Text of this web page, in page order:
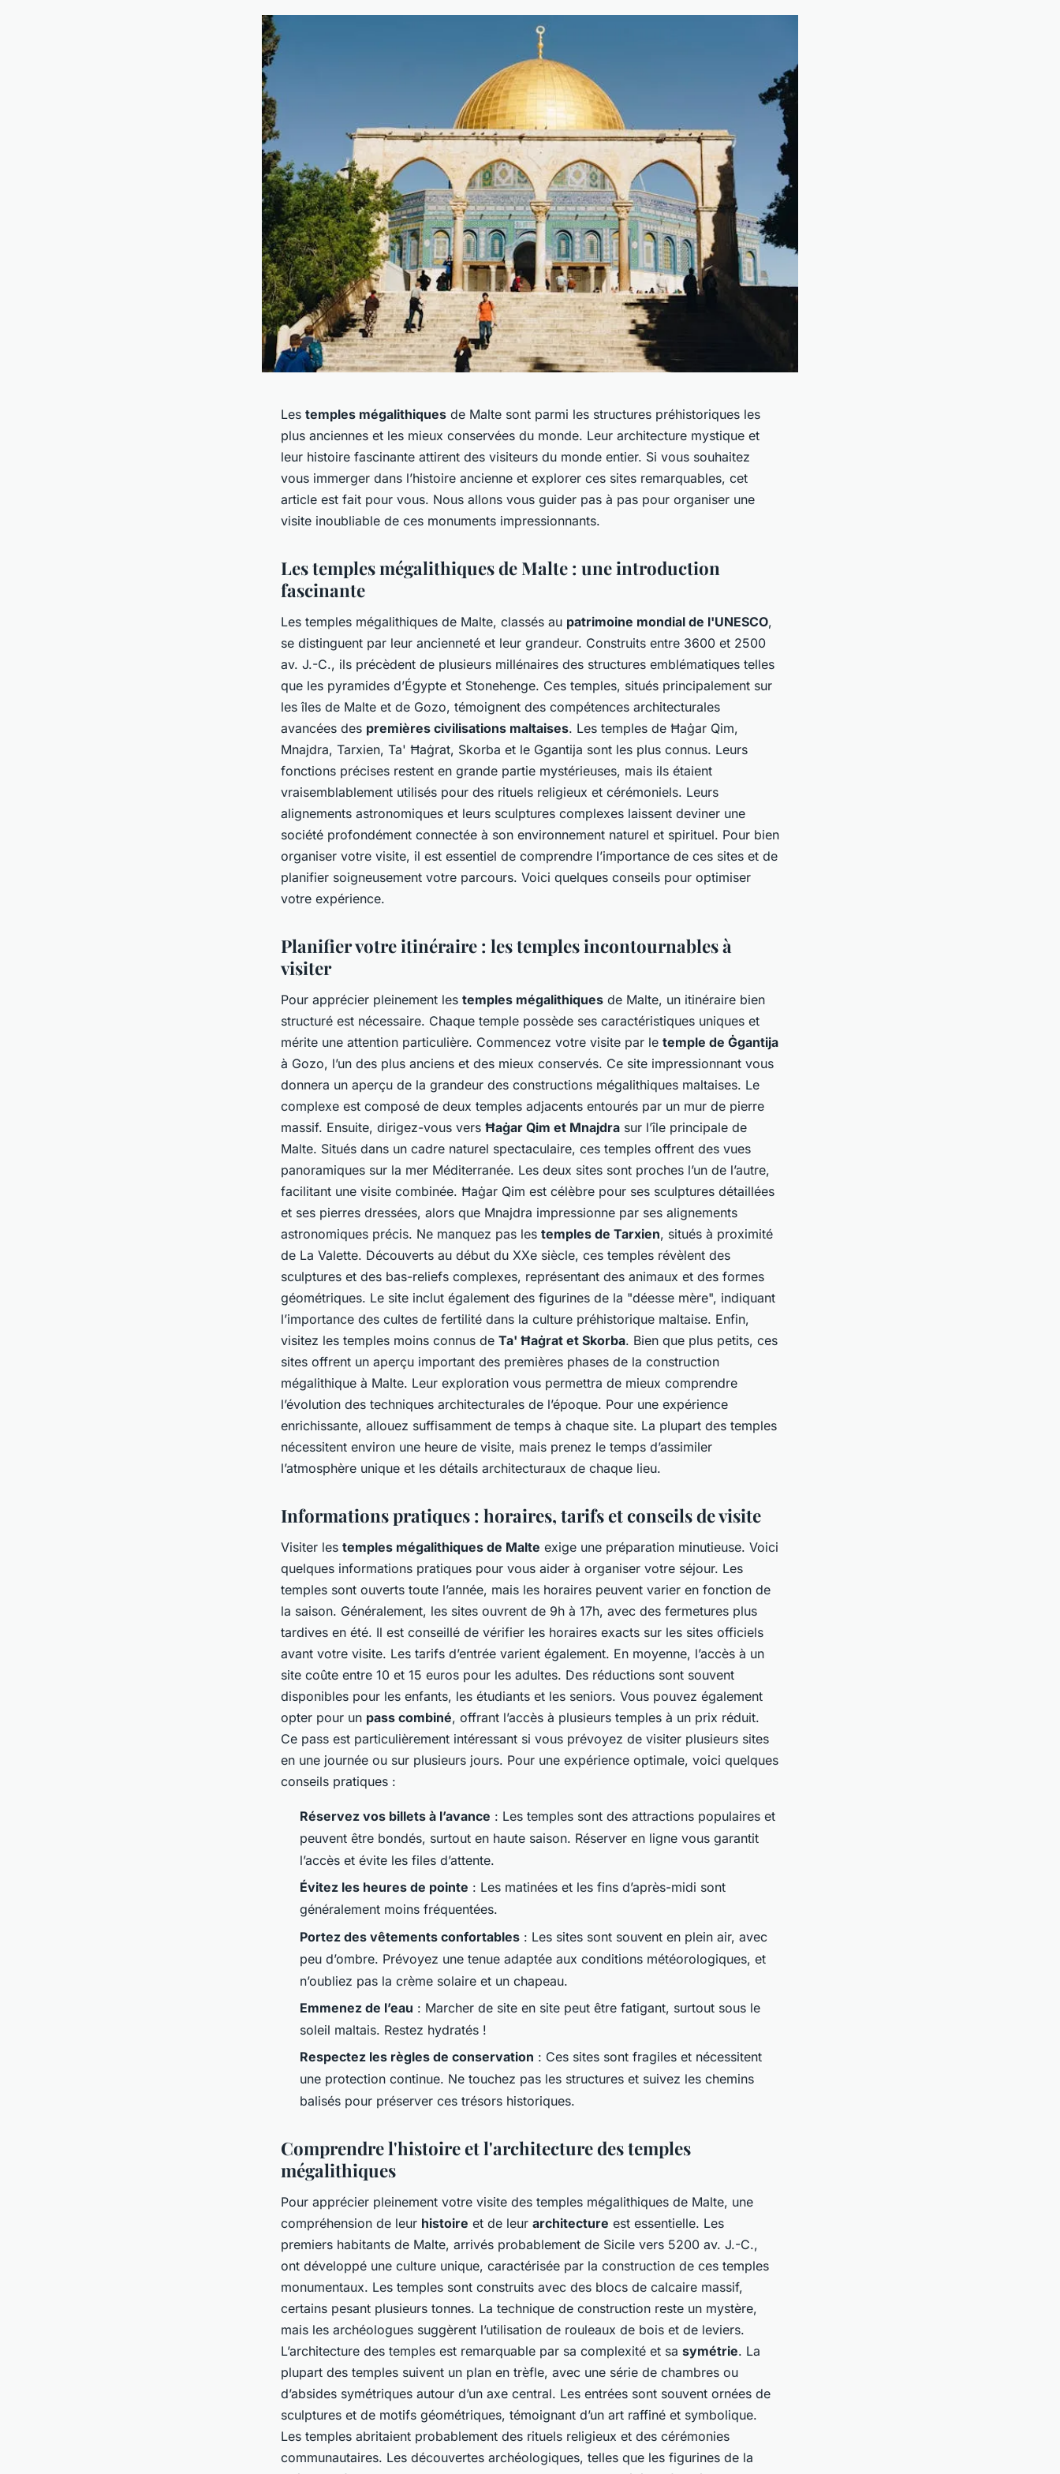
Les temples mégalithiques de Malte sont parmi les structures préhistoriques les
plus anciennes et les mieux conservées du monde. Leur architecture mystique et
leur histoire fascinante attirent des visiteurs du monde entier. Si vous souhaitez
vous immerger dans l’histoire ancienne et explorer ces sites remarquables, cet
article est fait pour vous. Nous allons vous guider pas à pas pour organiser une
visite inoubliable de ces monuments impressionnants.
Les temples mégalithiques de Malte : une introduction
fascinante
Les temples mégalithiques de Malte, classés au patrimoine mondial de l'UNESCO,
se distinguent par leur ancienneté et leur grandeur. Construits entre 3600 et 2500
av. J.-C., ils précèdent de plusieurs millénaires des structures emblématiques telles
que les pyramides d’Égypte et Stonehenge. Ces temples, situés principalement sur
les îles de Malte et de Gozo, témoignent des compétences architecturales
avancées des premières civilisations maltaises. Les temples de Ħaġar Qim,
Mnajdra, Tarxien, Ta' Ħaġrat, Skorba et le Ggantija sont les plus connus. Leurs
fonctions précises restent en grande partie mystérieuses, mais ils étaient
vraisemblablement utilisés pour des rituels religieux et cérémoniels. Leurs
alignements astronomiques et leurs sculptures complexes laissent deviner une
société profondément connectée à son environnement naturel et spirituel. Pour bien
organiser votre visite, il est essentiel de comprendre l’importance de ces sites et de
planifier soigneusement votre parcours. Voici quelques conseils pour optimiser
votre expérience.
Planifier votre itinéraire : les temples incontournables à
visiter
Pour apprécier pleinement les temples mégalithiques de Malte, un itinéraire bien
structuré est nécessaire. Chaque temple possède ses caractéristiques uniques et
mérite une attention particulière. Commencez votre visite par le temple de Ġgantija
à Gozo, l’un des plus anciens et des mieux conservés. Ce site impressionnant vous
donnera un aperçu de la grandeur des constructions mégalithiques maltaises. Le
complexe est composé de deux temples adjacents entourés par un mur de pierre
massif. Ensuite, dirigez-vous vers Ħaġar Qim et Mnajdra sur l’île principale de
Malte. Situés dans un cadre naturel spectaculaire, ces temples offrent des vues
panoramiques sur la mer Méditerranée. Les deux sites sont proches l’un de l’autre,
facilitant une visite combinée. Ħaġar Qim est célèbre pour ses sculptures détaillées
et ses pierres dressées, alors que Mnajdra impressionne par ses alignements
astronomiques précis. Ne manquez pas les temples de Tarxien, situés à proximité
de La Valette. Découverts au début du XXe siècle, ces temples révèlent des
sculptures et des bas-reliefs complexes, représentant des animaux et des formes
géométriques. Le site inclut également des figurines de la "déesse mère", indiquant
l’importance des cultes de fertilité dans la culture préhistorique maltaise. Enfin,
visitez les temples moins connus de Ta' Ħaġrat et Skorba. Bien que plus petits, ces
sites offrent un aperçu important des premières phases de la construction
mégalithique à Malte. Leur exploration vous permettra de mieux comprendre
l’évolution des techniques architecturales de l’époque. Pour une expérience
enrichissante, allouez suffisamment de temps à chaque site. La plupart des temples
nécessitent environ une heure de visite, mais prenez le temps d’assimiler
l’atmosphère unique et les détails architecturaux de chaque lieu.
Informations pratiques : horaires, tarifs et conseils de visite
Visiter les temples mégalithiques de Malte exige une préparation minutieuse. Voici
quelques informations pratiques pour vous aider à organiser votre séjour. Les
temples sont ouverts toute l’année, mais les horaires peuvent varier en fonction de
la saison. Généralement, les sites ouvrent de 9h à 17h, avec des fermetures plus
tardives en été. Il est conseillé de vérifier les horaires exacts sur les sites officiels
avant votre visite. Les tarifs d’entrée varient également. En moyenne, l’accès à un
site coûte entre 10 et 15 euros pour les adultes. Des réductions sont souvent
disponibles pour les enfants, les étudiants et les seniors. Vous pouvez également
opter pour un pass combiné, offrant l’accès à plusieurs temples à un prix réduit.
Ce pass est particulièrement intéressant si vous prévoyez de visiter plusieurs sites
en une journée ou sur plusieurs jours. Pour une expérience optimale, voici quelques
conseils pratiques :
Réservez vos billets à l’avance : Les temples sont des attractions populaires et
peuvent être bondés, surtout en haute saison. Réserver en ligne vous garantit
l’accès et évite les files d’attente.
Évitez les heures de pointe : Les matinées et les fins d’après-midi sont
généralement moins fréquentées.
Portez des vêtements confortables : Les sites sont souvent en plein air, avec
peu d’ombre. Prévoyez une tenue adaptée aux conditions météorologiques, et
n’oubliez pas la crème solaire et un chapeau.
Emmenez de l’eau : Marcher de site en site peut être fatigant, surtout sous le
soleil maltais. Restez hydratés !
Respectez les règles de conservation : Ces sites sont fragiles et nécessitent
une protection continue. Ne touchez pas les structures et suivez les chemins
balisés pour préserver ces trésors historiques.
Comprendre l'histoire et l'architecture des temples
mégalithiques
Pour apprécier pleinement votre visite des temples mégalithiques de Malte, une
compréhension de leur histoire et de leur architecture est essentielle. Les
premiers habitants de Malte, arrivés probablement de Sicile vers 5200 av. J.-C.,
ont développé une culture unique, caractérisée par la construction de ces temples
monumentaux. Les temples sont construits avec des blocs de calcaire massif,
certains pesant plusieurs tonnes. La technique de construction reste un mystère,
mais les archéologues suggèrent l’utilisation de rouleaux de bois et de leviers.
L’architecture des temples est remarquable par sa complexité et sa symétrie. La
plupart des temples suivent un plan en trèfle, avec une série de chambres ou
d’absides symétriques autour d’un axe central. Les entrées sont souvent ornées de
sculptures et de motifs géométriques, témoignant d’un art raffiné et symbolique.
Les temples abritaient probablement des rituels religieux et des cérémonies
communautaires. Les découvertes archéologiques, telles que les figurines de la